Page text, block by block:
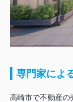
専門家によ
高崎市で不動産の